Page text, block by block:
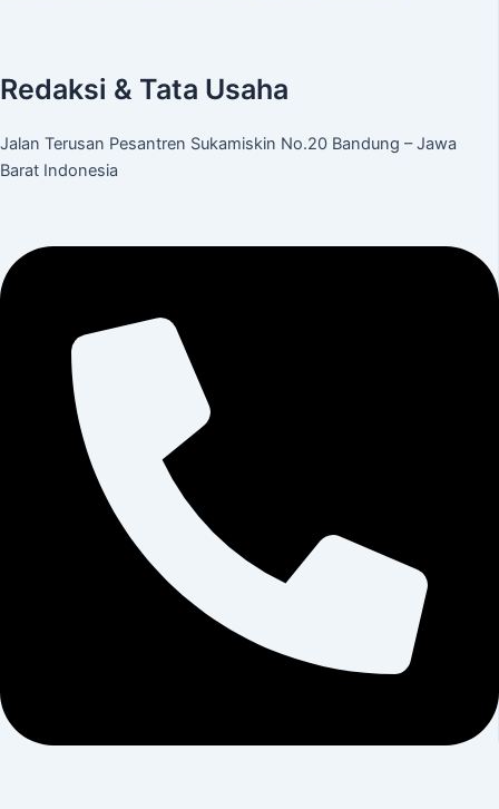
Redaksi & Tata Usaha
Jalan Terusan Pesantren Sukamiskin No.20 Bandung – Jawa
Barat Indonesia